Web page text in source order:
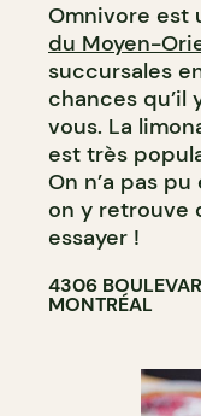
Omnivore est
du Moyen-
succursales
chances qu’il
vous. La
est très
On n’a pas
on y retrouve
essayer !
4306
MONTRÉAL